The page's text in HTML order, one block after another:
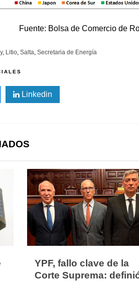
Fuente: Bolsa de Comercio de
, Litio, Salta, Secretaria de Energía
Linkedin
YPF, fallo clave de la
Corte Suprema: